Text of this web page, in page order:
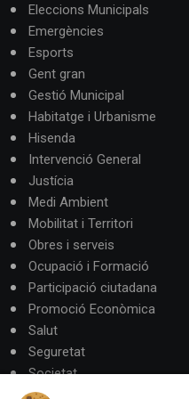
Eleccions Municipals
Emergències
Esports
Gent gran
Gestió Municipal
Habitatge i Urbanisme
Hisenda
Intervenció General
Justícia
Medi Ambient
Mobilitat i Territori
Obres i serveis
Ocupació i Formació
Participació ciutadana
Promoció Econòmica
Salut
Seguretat
Societat
Turisme